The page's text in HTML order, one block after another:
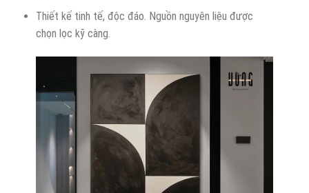
Thiết kế tinh tế, độc đáo. Nguồn nguyên liệu được
chọn lọc kỹ càng.